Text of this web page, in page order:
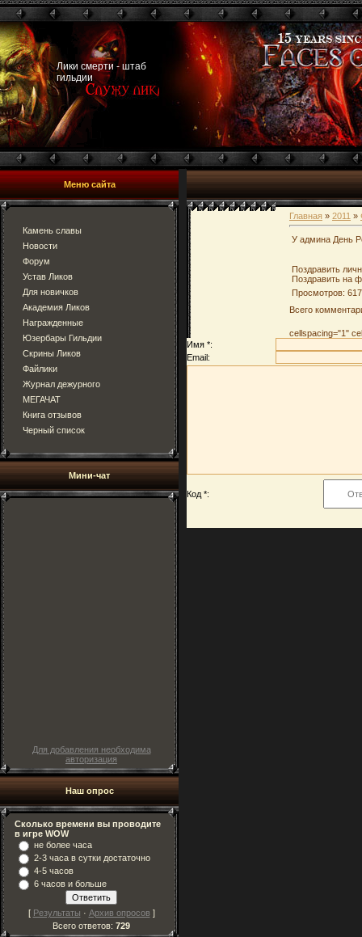
Лики смерти - штаб
гильдии
Меню сайта
Камень славы
Новости
Форум
Устав Ликов
Для новичков
Академия Ликов
Награжденные
Юзербары Гильдии
Скрины Ликов
Файлики
Журнал дежурного
МЕГАЧАТ
Книга отзывов
Черный список
Мини-чат
Для добавления необходима
авторизация
Наш опрос
Сколько времени вы проводите
в игре WOW
не более часа
2-3 часа в сутки достаточно
4-5 часов
6 часов и больше
[ Результаты · Архив опросов ]
Всего ответов: 729
Главная » 2011 »
У админа День
Поздравить
Поздравить на
Просмотров:
Всего
cellspacing="1"
Имя *:
Email:
Код *: